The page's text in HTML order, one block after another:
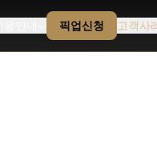
픽업신청 고객사